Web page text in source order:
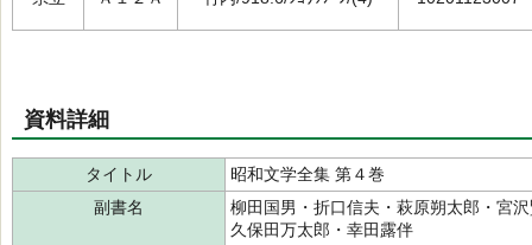
資料詳細
タイトル
昭和文学全集 第４巻
副書名
柳田国男・折口信夫・萩原朔太郎・宮
久保田万太郎・幸田露伴